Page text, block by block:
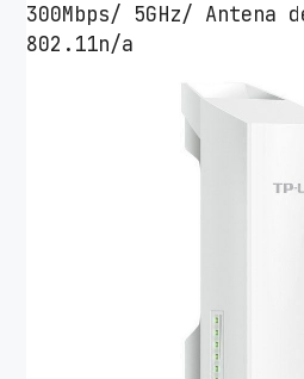
300Mbps/ 5GHz/ Antena
802.11n/a